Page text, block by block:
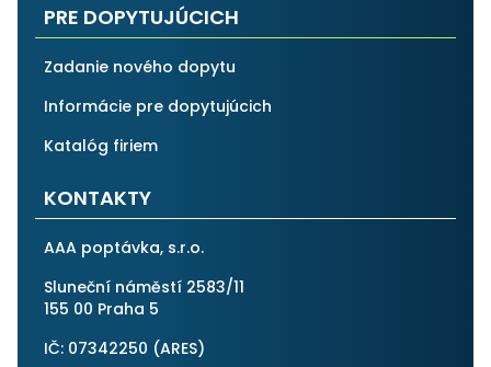
PRE DOPYTUJÚCICH
Zadanie nového dopytu
Informácie pre dopytujúcich
Katalóg firiem
KONTAKTY
AAA poptávka, s.r.o.
Sluneční náměstí 2583/11
155 00 Praha 5
IČ: 07342250 (ARES)